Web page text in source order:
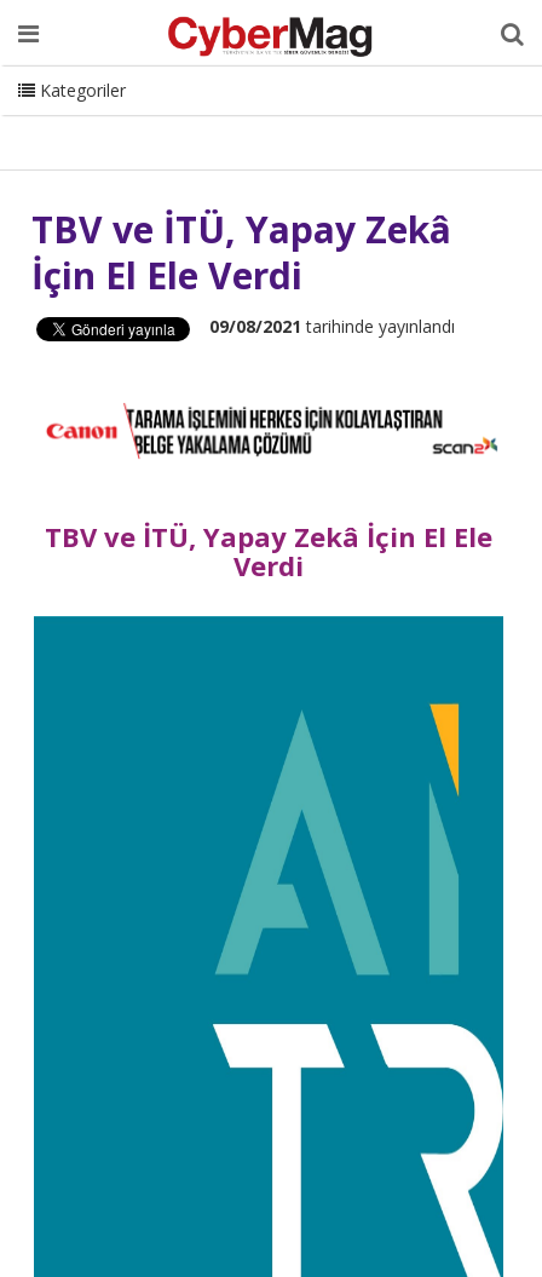
Ana Sayfa Hakkımızda Dergi Editörden
Danışmanlık
ISC Turkey Sizden Gelenler
İletişim
CyberMag Logo
Kategoriler
TBV ve İTÜ, Yapay Zekâ
İçin El Ele Verdi
09/08/2021 tarihinde yayınlandı
TBV ve İTÜ, Yapay Zekâ İçin El Ele
Verdi